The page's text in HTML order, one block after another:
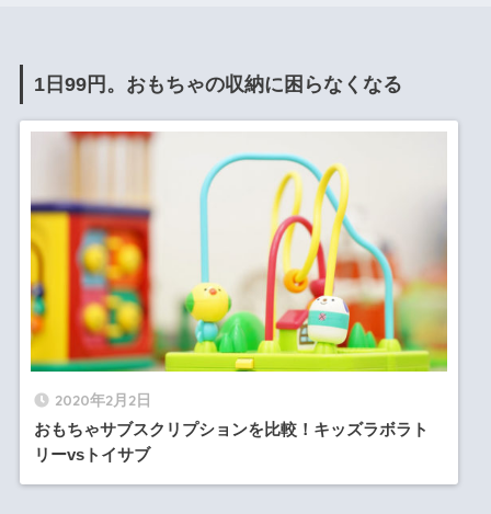
1日99円。おもちゃの収納に困らなくなる
2020年2月2日
おもちゃサブスクリプションを比較！キッズラボラト
リーvsトイサブ